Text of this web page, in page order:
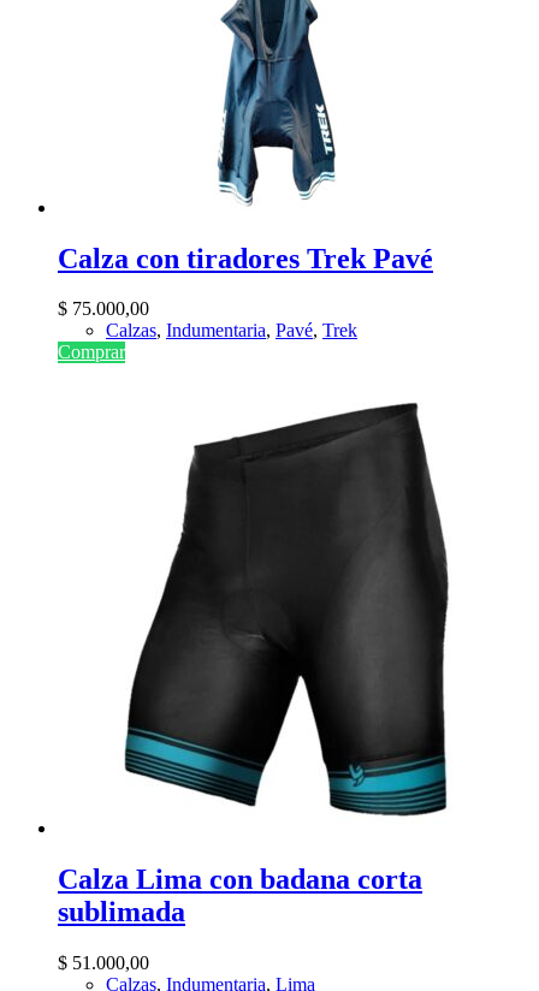
Calza con tiradores Trek Pavé
$ 75.000,00
Calzas, Indumentaria, Pavé, Trek
Comprar
Calza Lima con badana corta
sublimada
$ 51.000,00
Calzas, Indumentaria, Lima